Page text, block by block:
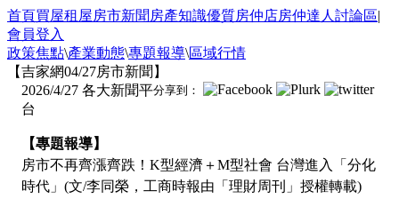
首頁買屋租屋房市新聞 房產知識優質房仲店房仲達人 討論區|
會員登入
政策焦點\產業動態\專題報導\區域行情
【吉家網04/27房市新聞】
分享到：
2026/4/27 各大新聞平
台
【專題報導】
房市不再齊漲齊跌！K型經濟＋M型社會 台灣進入「分化
時代」(文/李同榮，工商時報由「理財周刊」授權轉載)